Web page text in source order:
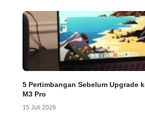
5 Pertimbangan Sebelum Upgrade
M3 Pro
15 Juli 2026